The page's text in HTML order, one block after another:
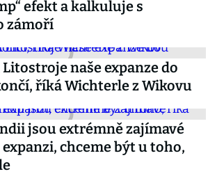
efekt a kalkuluje s
zámoří
naše expanze do
říká Wichterle z Wikovu
jsou extrémně zajímavé
chceme být u toho,